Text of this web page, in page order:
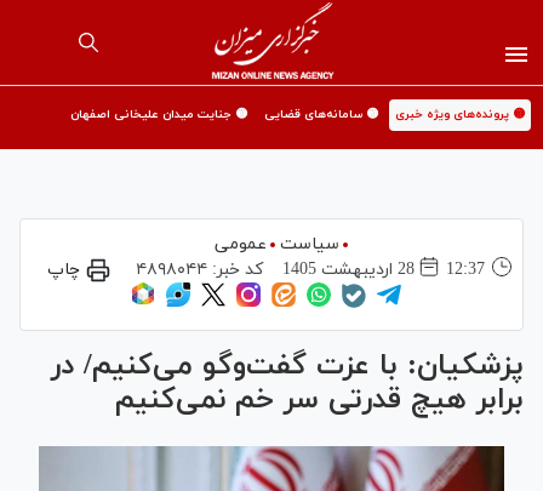
🟡 پرونده‌های ویژه خبری 🟡 سامانه‌های قضایی 🟡 جنایت میدان علیخانی اصفهان
سیاست
عمومی
12:37
28 ارديبهشت 1405 کد خبر:۴۸۹۸۰۴۴ چاپ
پزشکیان: با عزت گفت‌و‌گو می‌کنیم/ در
برابر هیچ قدرتی سر خم نمی‌کنیم